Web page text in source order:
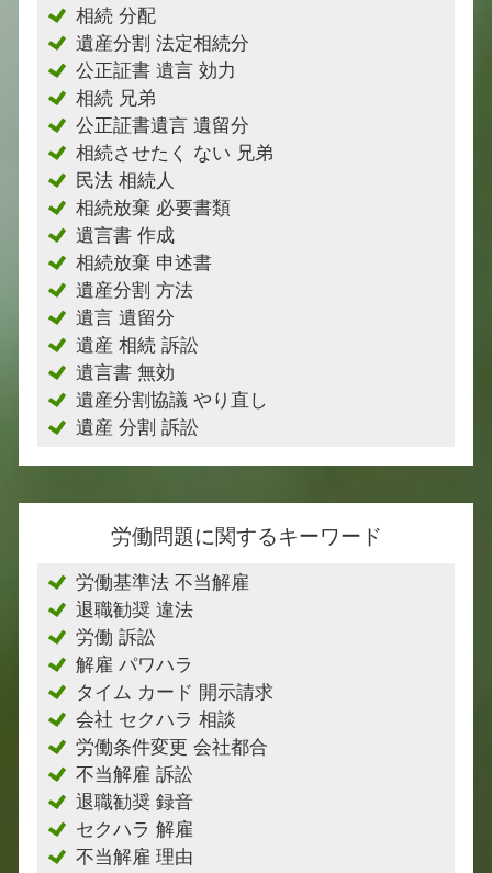
相続 分配
遺産分割 法定相続分
公正証書 遺言 効力
相続 兄弟
公正証書遺言 遺留分
相続させたく ない 兄弟
民法 相続人
相続放棄 必要書類
遺言書 作成
相続放棄 申述書
遺産分割 方法
遺言 遺留分
遺産 相続 訴訟
遺言書 無効
遺産分割協議 やり直し
遺産 分割 訴訟
労働問題に関するキーワード
労働基準法 不当解雇
退職勧奨 違法
労働 訴訟
解雇 パワハラ
タイム カード 開示請求
会社 セクハラ 相談
労働条件変更 会社都合
不当解雇 訴訟
退職勧奨 録音
セクハラ 解雇
不当解雇 理由